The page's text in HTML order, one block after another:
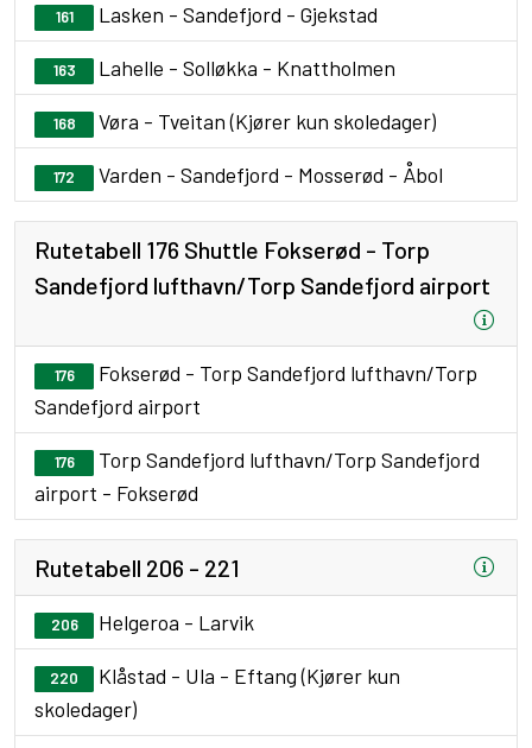
161 Lasken - Sandefjord - Gjekstad
163 Lahelle - Solløkka - Knattholmen
168 Vøra - Tveitan (Kjører kun skoledager)
172 Varden - Sandefjord - Mosserød - Åbol
Rutetabell 176 Shuttle Fokserød - Torp
Sandefjord lufthavn/Torp Sandefjord airport
176
Fokserød - Torp Sandefjord lufthavn/Torp
Sandefjord airport
176
Torp Sandefjord lufthavn/Torp Sandefjord
airport - Fokserød
Rutetabell 206 - 221
206 Helgeroa - Larvik
220
Klåstad - Ula - Eftang (Kjører kun
skoledager)